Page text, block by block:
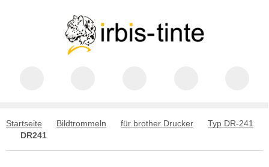
Startseite Bildtrommeln für brother Drucker
Typ DR-241
DR241